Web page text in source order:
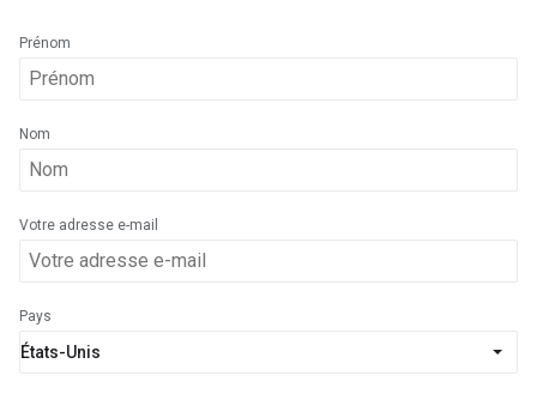
Prénom
Nom
Votre adresse e-mail
Pays